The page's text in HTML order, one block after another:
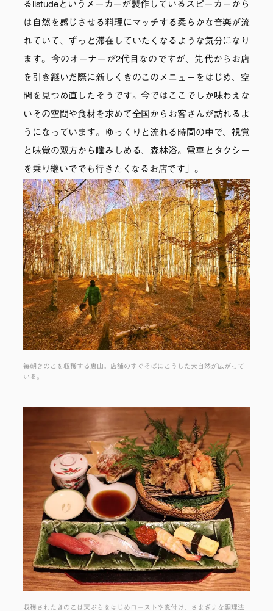
るlistudeというメーカーが製作しているスピーカーから
は自然を感じさせる料理にマッチする柔らかな音楽が流
れていて、ずっと滞在していたくなるような気分になり
ます。今のオーナーが2代目なのですが、先代からお店
を引き継いだ際に新しくきのこのメニューをはじめ、空
間を見つめ直したそうです。今ではここでしか味わえな
いその空間や食材を求めて全国からお客さんが訪れるよ
うになっています。ゆっくりと流れる時間の中で、視覚
と味覚の双方から噛みしめる、森林浴。電車とタクシー
を乗り継いででも行きたくなるお店です」。
毎朝きのこを収穫する裏山。店舗のすぐそばにこうした大自然が広がって
いる。
収穫されたきのこは天ぷらをはじめローストや煮付け、さまざまな調理法